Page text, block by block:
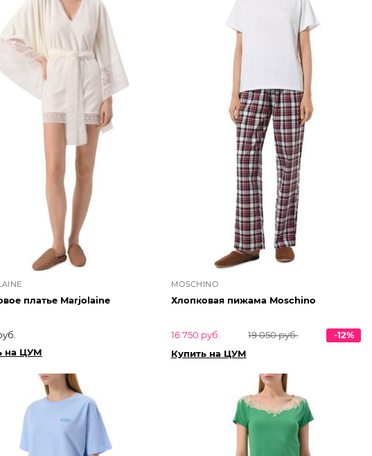
платье Marjolaine
на ЦУМ
MOSCHINO
Хлопковая пижама Moschino
16 750 руб. 19 050 руб.
-12%
Купить на ЦУМ